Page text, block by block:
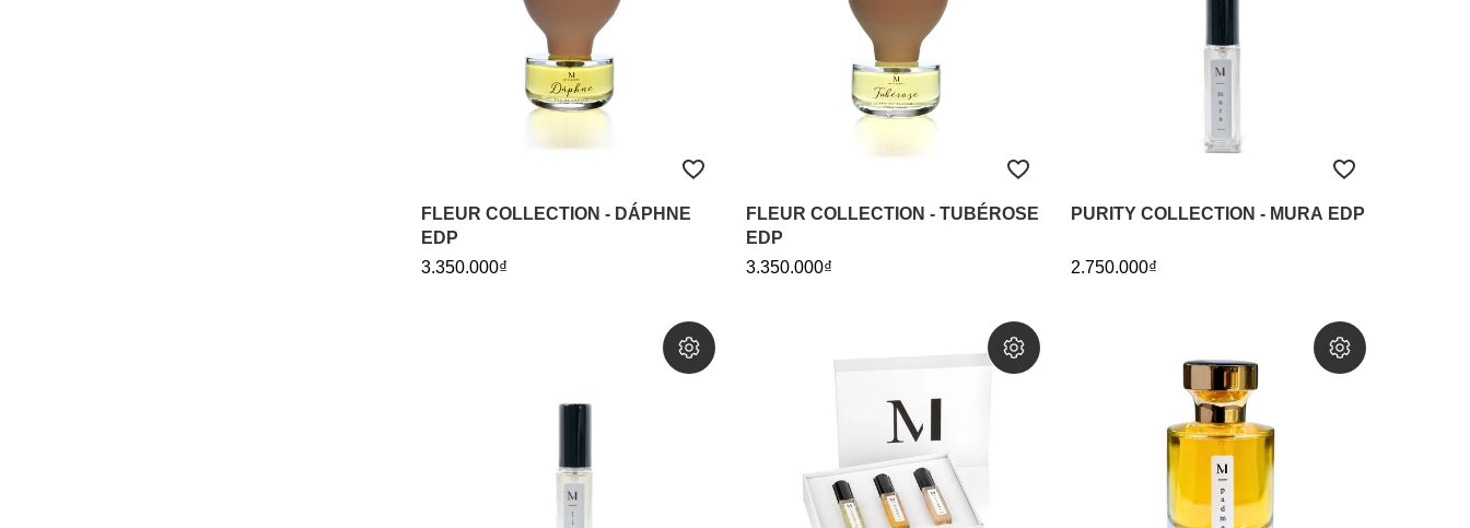
FLEUR COLLECTION - DÁPHNE
EDP
3.350.000₫
FLEUR COLLECTION - TUBÉROSE
EDP
3.350.000₫
PURITY COLLECTION - MURA EDP
2.750.000₫